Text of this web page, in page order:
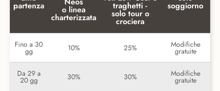
partenza o linea
charterizzata
traghetti -
solo tour o
crociera
soggiorno
Fino a 30
gg 10% 25% Modifiche
gratuite
Da 29 a
20 gg 30% 30% Modifiche
gratuite